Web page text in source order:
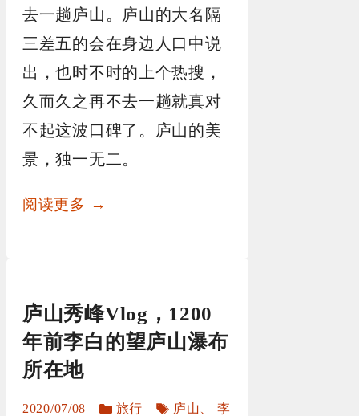
去一趟庐山。庐山的大名隔
三差五的会在身边人口中说
出，也时不时的上个热搜，
久而久之再不去一趟就真对
不起这波口碑了。庐山的美
景，独一无二。
阅读更多 →
庐山秀峰Vlog，1200
年前李白的望庐山瀑布
所在地
2020/07/08
分
旅行
标
庐山
李